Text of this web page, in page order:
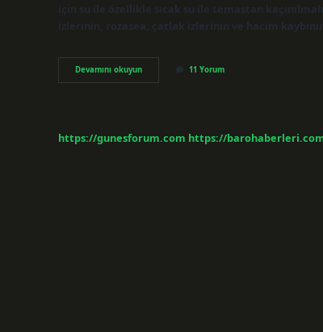
için su ile özellikle sıcak su ile temastan
izlerinin, rozasea, çatlak izlerinin ve hacim
Devamını okuyunArc
Işlemi
11 Yorum
https://gunesforum.com https://